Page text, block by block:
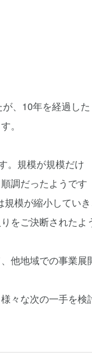
、10年を経過した
。
。規模が規模だけ
調だったようです
規模が縮小してい
をご決断されたよ
他地域での事業展
々な次の一手を検